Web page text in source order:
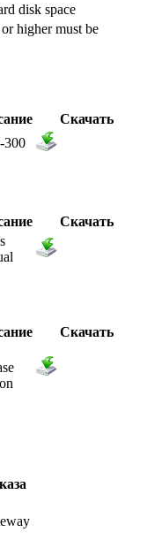
disk space
higher must be
Скачать
300
Скачать
Скачать